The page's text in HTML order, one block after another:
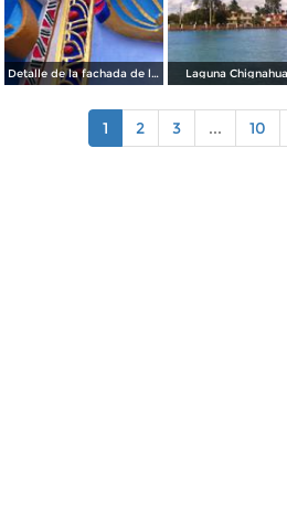
Detalle de la fachada de la Parroquia de Chignahuapan Laguna
1 2 3 ... 10